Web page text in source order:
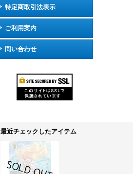
特定商取引法表示
ご利用案内
問い合わせ
最近チェックしたアイテム